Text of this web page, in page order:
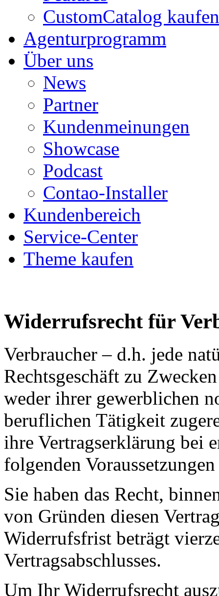
CustomCatalog kaufen
Agenturprogramm
Über uns
News
Partner
Kundenmeinungen
Showcase
Podcast
Contao-Installer
Kundenbereich
Service-Center
Theme kaufen
Widerrufsrecht für
Verbraucher – d.h. jede
Rechtsgeschäft zu
weder ihrer gewerblichen
beruflichen Tätigkeit
ihre Vertragserklärung bei
folgenden
Sie haben das Recht,
von Gründen diesen
Widerrufsfrist beträgt
Vertragsabschlusses.
Um Ihr Widerrufsrecht